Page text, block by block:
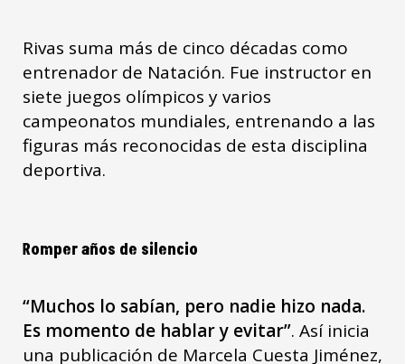
Rivas suma más de cinco décadas como
entrenador de Natación. Fue instructor en
siete juegos olímpicos y varios
campeonatos mundiales, entrenando a las
figuras más reconocidas de esta disciplina
deportiva.
Romper años de silencio
“Muchos lo sabían, pero nadie hizo nada.
Es momento de hablar y evitar”. Así inicia
una publicación de Marcela Cuesta Jiménez,